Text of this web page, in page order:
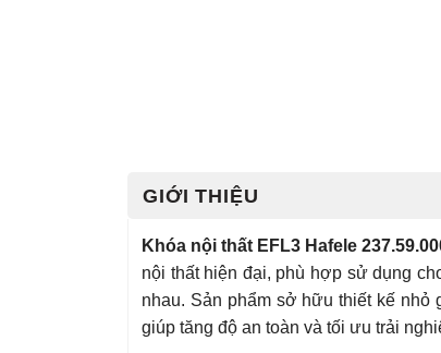
GIỚI THIỆU
Khóa nội thất EFL3 Hafele
nội thất hiện đại, phù hợp sử dụng
nhau. Sản phẩm sở hữu thiết kế nhỏ
giúp tăng độ an toàn và tối ưu trải